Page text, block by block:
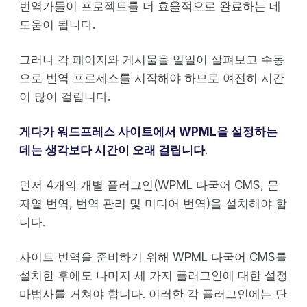
번역가들이 프로젝트를 더 효율적으로 완료하는 데
도움이 됩니다.
그러나 각 페이지와 게시물을 일일이 살펴보고 수동
으로 번역 프로세스를 시작해야 하므로 여전히 시간
이 많이 걸립니다.
게다가 워드프레스 사이트에서 WPML을 설정하는
데는 생각보다 시간이 오래 걸립니다.
먼저 4개의 개별 플러그인(WPML 다국어 CMS, 문
자열 번역, 번역 관리 및 미디어 번역)을 설치해야 합
니다.
사이트 번역을 준비하기 위해 WPML 다국어 CMS를
설치한 후에도 나머지 세 가지 플러그인에 대한 설정
마법사를 거쳐야 합니다. 이러한 각 플러그인에는 단